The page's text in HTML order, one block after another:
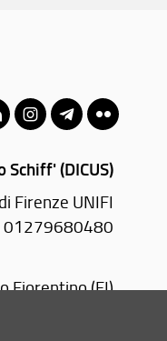
(DICUS)
Firenze UNIFI
01279680480
Fiorentino (FI)